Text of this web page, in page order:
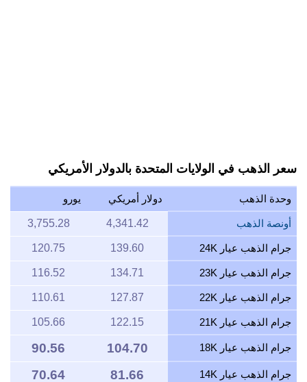
سعر الذهب في الولايات المتحدة بالدولار الأمريكي
وحدة الذهب دولار أمريكي يورو
أونصة الذهب 4,341.42
3,755.28
جرام الذهب عيار 24K 139.60
120.75
جرام الذهب عيار 23K 134.71
116.52
جرام الذهب عيار 22K 127.87
110.61
جرام الذهب عيار 21K 122.15
105.66
جرام الذهب عيار 18K 104.70
90.56
جرام الذهب عيار 14K 81.66
70.64